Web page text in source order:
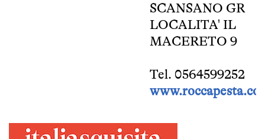
SCANSANO GR
LOCALITA' IL
MACERETO 9
Tel. 0564599252